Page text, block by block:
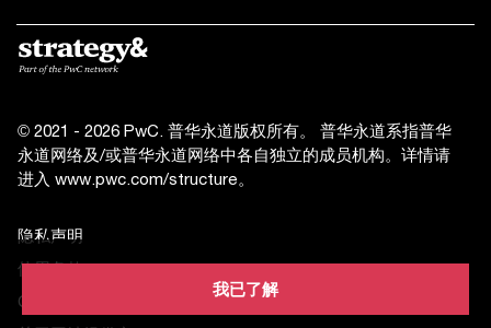
我已了解
© 2021 - 2026 PwC. 普华永道版权所有。 普华永道系指普华
永道网络及/或普华永道网络中各自独立的成员机构。详情请
进入 www.pwc.com/structure。
隐私声明
使用条款
Cookies 信息